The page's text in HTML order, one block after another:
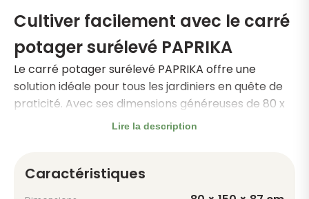
Cultiver facilement avec le carré
potager surélevé PAPRIKA
Le carré potager surélevé PAPRIKA offre une
solution idéale pour tous les jardiniers en quête de
praticité. Avec ses dimensions généreuses de 80 x
150 x 87 cm, il propose une surface de culture
abondance.
Lire la description
Caractéristiques